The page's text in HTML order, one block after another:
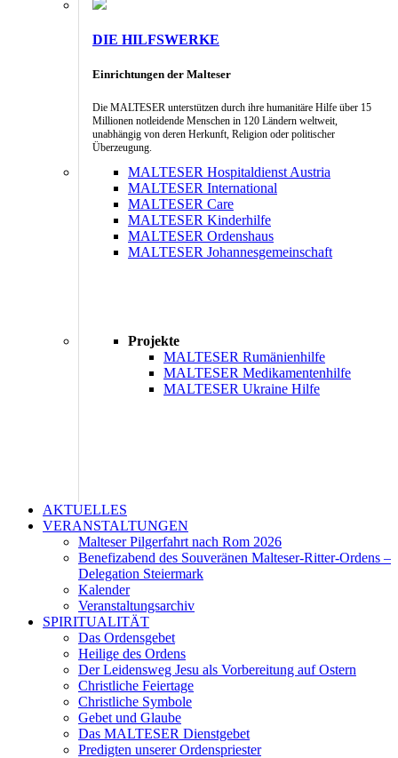
DIE HILFSWERKE
Einrichtungen der Malteser
Die MALTESER unterstützen durch ihre humanitäre Hilfe über 15
Millionen notleidende Menschen in 120 Ländern weltweit,
unabhängig von deren Herkunft, Religion oder politischer
Überzeugung.
MALTESER Hospitaldienst Austria
MALTESER International
MALTESER Care
MALTESER Kinderhilfe
MALTESER Ordenshaus
MALTESER Johannesgemeinschaft
Projekte
MALTESER Rumänienhilfe
MALTESER Medikamentenhilfe
MALTESER Ukraine Hilfe
AKTUELLES
VERANSTALTUNGEN
Malteser Pilgerfahrt nach Rom 2026
Benefizabend des Souveränen Malteser-Ritter-Ordens –
Delegation Steiermark
Kalender
Veranstaltungsarchiv
SPIRITUALITÄT
Das Ordensgebet
Heilige des Ordens
Der Leidensweg Jesu als Vorbereitung auf Ostern
Christliche Feiertage
Christliche Symbole
Gebet und Glaube
Das MALTESER Dienstgebet
Predigten unserer Ordenspriester